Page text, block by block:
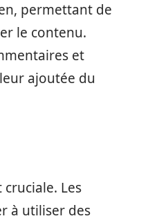
permettant de
le contenu.
et
ajoutée du
cruciale. Les
à utiliser des